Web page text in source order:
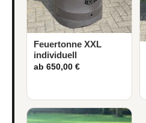
Feuertonne XXL
individuell
ab 650,00 €